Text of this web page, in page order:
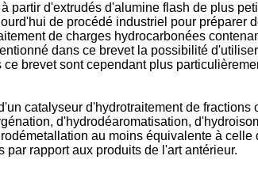
partir d'extrudés d'alumine flash de plus
de procédé industriel pour
de charges hydrocarbonées
dans ce brevet la possibilité
brevet sont cependant plus
catalyseur d'hydrotraitement de
d'hydrodéaromatisation,
au moins équivalente à
rapport aux produits de l'art antérieur.